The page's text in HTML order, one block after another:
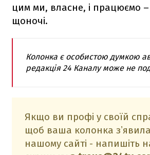
цим ми, власне, і працюємо
щоночі.
Колонка є особистою думкою
редакція 24 Каналу може не
Якщо ви профі у своїй
щоб ваша колонка
нашому сайті - напишіть